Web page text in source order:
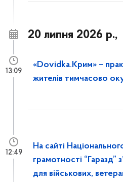
20 липня 2026 р.,
«Dovidka.Крим» –
жителів тимчасово
13:09
На сайті
грамотності “Гаразд”
для військових,
12:49